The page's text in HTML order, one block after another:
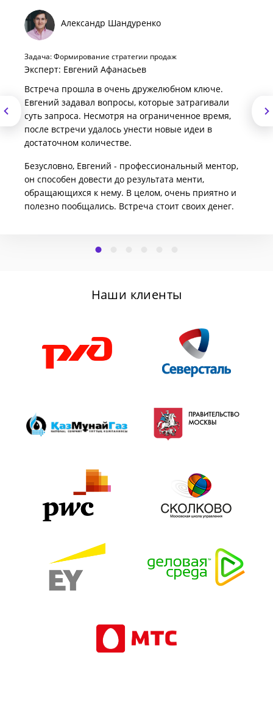
Александр Шандуренко
Задача: Формирование стратегии продаж
Эксперт: Евгений Афанасьев
Встреча прошла в очень дружелюбном ключе.
Евгений задавал вопросы, которые затрагивали
суть запроса. Несмотря на ограниченное время,
после встречи удалось унести новые идеи в
достаточном количестве.
Безусловно, Евгений - профессиональный ментор,
он способен довести до результата менти,
обращающихся к нему. В целом, очень приятно и
полезно пообщались. Встреча стоит своих денег.
Наши клиенты